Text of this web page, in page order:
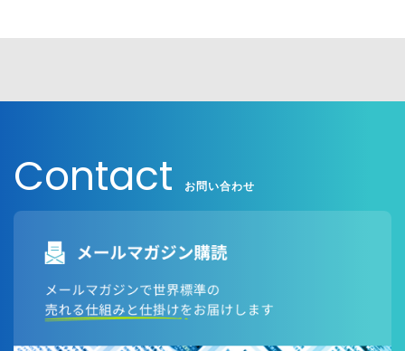
日本語対応ページはこちら
Contact お問い合わせ